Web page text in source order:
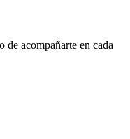
de acompañarte en cada